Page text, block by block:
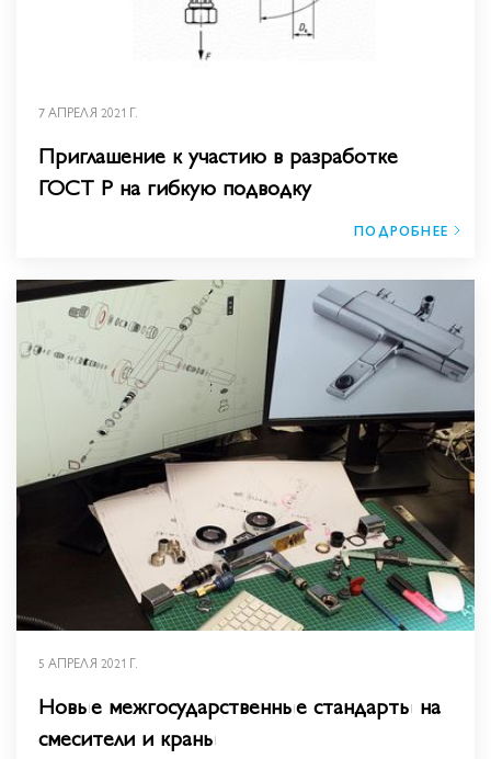
7 АПРЕЛЯ 2021 Г.
Приглашение к участию в разработке
ГОСТ Р на гибкую подводку
ПОДРОБНЕЕ
5 АПРЕЛЯ 2021 Г.
Новые межгосударственные стандарты на
смесители и краны